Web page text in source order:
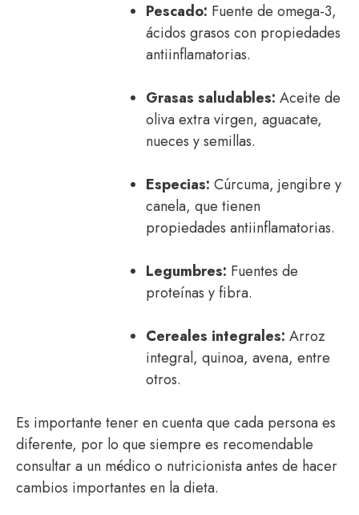
Pescado: Fuente de omega-3,
ácidos grasos con propiedades
antiinflamatorias.
Grasas saludables: Aceite de
oliva extra virgen, aguacate,
nueces y semillas.
Especias: Cúrcuma, jengibre y
canela, que tienen
propiedades antiinflamatorias.
Legumbres: Fuentes de
proteínas y fibra.
Cereales integrales: Arroz
integral, quinoa, avena, entre
otros.
Es importante tener en cuenta que cada persona es
diferente, por lo que siempre es recomendable
consultar a un médico o nutricionista antes de hacer
cambios importantes en la dieta.